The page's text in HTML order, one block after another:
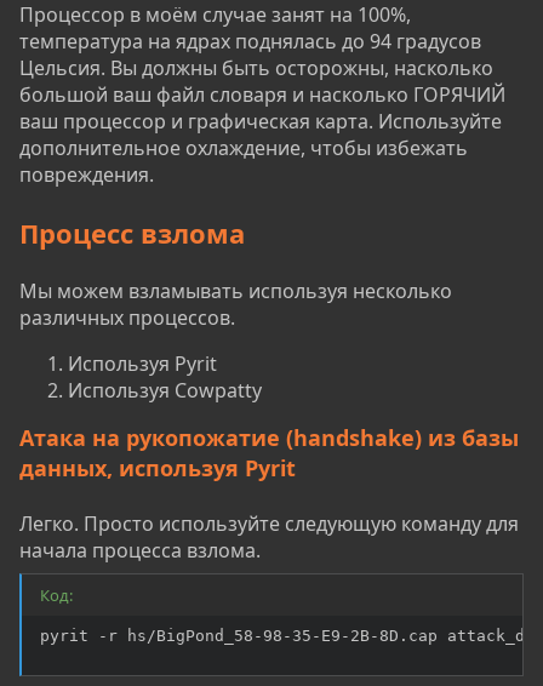
Процессор в моём случае занят на 100%,
температура на ядрах поднялась до 94 градусов
Цельсия. Вы должны быть осторожны, насколько
большой ваш файл словаря и насколько ГОРЯЧИЙ
ваш процессор и графическая карта. Используйте
дополнительное охлаждение, чтобы избежать
повреждения.
Процесс взлома
Мы можем взламывать используя несколько
различных процессов.
Используя Pyrit
Используя Cowpatty
Атака на рукопожатие (handshake) из базы
данных, используя Pyrit
Легко. Просто используйте следующую команду для
начала процесса взлома.
Код:
pyrit -r hs/BigPond_58-98-35-E9-2B-8D.cap attack_db